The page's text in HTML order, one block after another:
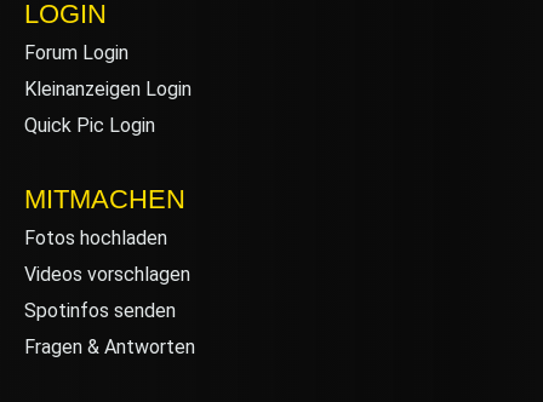
LOGIN
Forum Login
Kleinanzeigen Login
Quick Pic Login
MITMACHEN
Fotos hochladen
Videos vorschlagen
Spotinfos senden
Fragen & Antworten